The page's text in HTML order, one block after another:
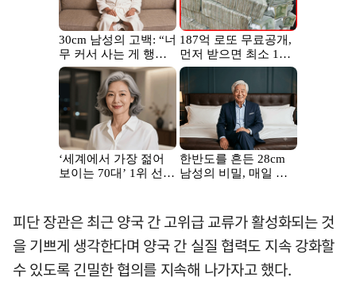
피단 장관은 최근 양국 간 고위급 교류가 활성화되는 것
을 기쁘게 생각한다며 양국 간 실질 협력도 지속 강화할
수 있도록 긴밀한 협의를 지속해 나가자고 했다.